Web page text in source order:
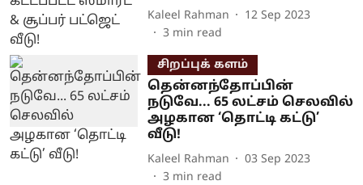
Kaleel Rahman
12 Sep 2023
3 min read
சிறப்புக் களம்
தென்னந்தோப்பின்
நடுவே... 65 லட்சம் செலவில்
அழகான ‘தொட்டி கட்டு’
வீடு!
Kaleel Rahman
03 Sep 2023
3 min read